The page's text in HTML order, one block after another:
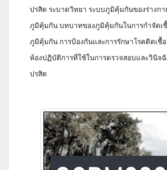
ปรสิต ระบาดวิทยา ระบบภูมิคุ้มกันของร่างก
ภูมิคุ้มกัน บทบาทของภูมิคุ้มกันในการกำจัดเชื้
ภูมิคุ้มกัน การป้องกันและการรักษาโรคติดเชื้
ห้องปฏิบัติการที่ใช้ในการตรวจสอบและวินิจ
ปรสิต